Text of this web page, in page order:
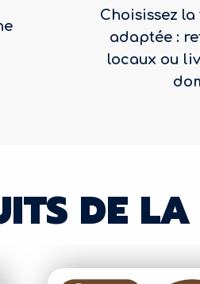
Choisissez
adaptée :
locaux ou
DE